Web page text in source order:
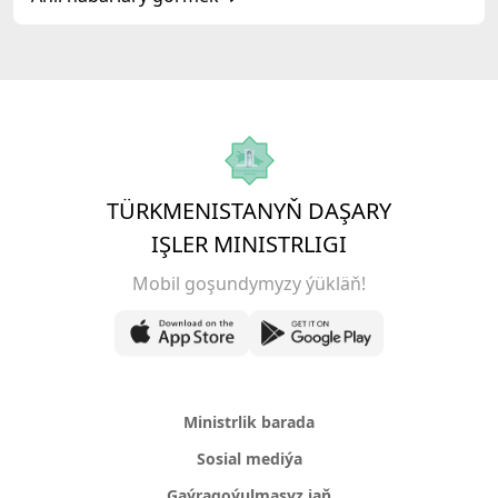
TÜRKMENISTANYŇ DAŞARY
IŞLER MINISTRLIGI
Mobil goşundymyzy ýükläň!
Ministrlik barada
Sosial mediýa